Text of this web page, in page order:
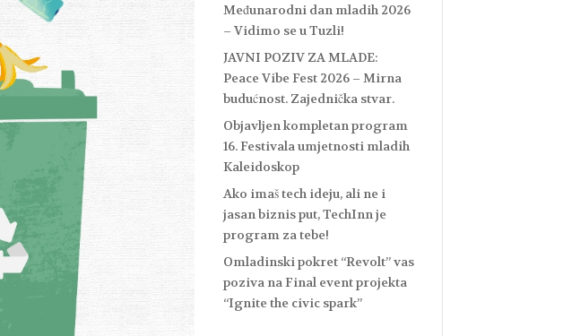
Međunarodni dan mladih 2026
– Vidimo se u Tuzli!
JAVNI POZIV ZA MLADE:
Peace Vibe Fest 2026 – Mirna
budućnost. Zajednička stvar.
Objavljen kompletan program
16. Festivala umjetnosti mladih
Kaleidoskop
Ako imaš tech ideju, ali ne i
jasan biznis put, TechInn je
program za tebe!
Omladinski pokret “Revolt” vas
poziva na Final event projekta
“Ignite the civic spark”